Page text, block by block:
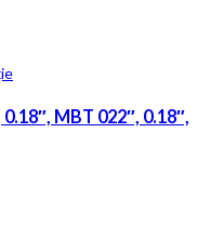
MBT 022″, 0.18″,